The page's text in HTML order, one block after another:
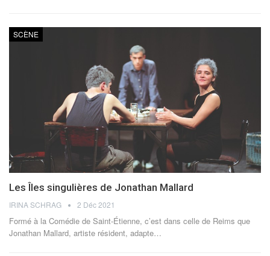
SCÈNE
Les Îles singulières de Jonathan Mallard
IRINA SCHRAG 2 Déc 2021
Formé à la Comédie de Saint-Étienne, c’est dans celle de Reims que
Jonathan Mallard, artiste résident, adapte…